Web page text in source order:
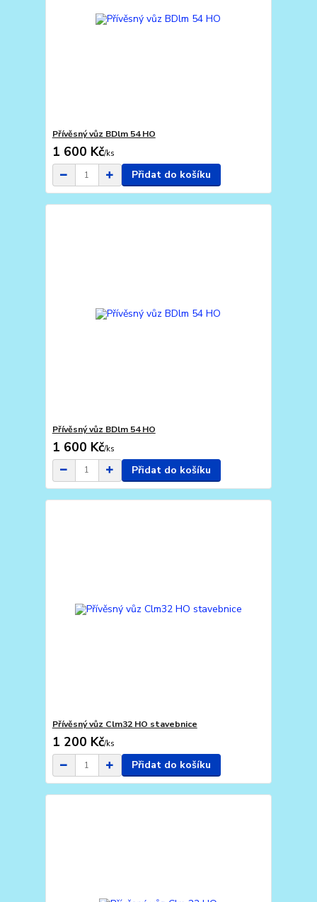
Přívěsný vůz BDlm 54 HO
1 600 Kč/ks
Přidat do košíku
Přívěsný vůz BDlm 54 HO
1 600 Kč/ks
Přidat do košíku
Přívěsný vůz Clm32 HO stavebnice
1 200 Kč/ks
Přidat do košíku